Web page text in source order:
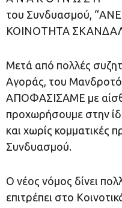
του Συνδυασμού,
ΚΟΙΝΟΤΗΤΑ
Μετά από πολλές
Αγοράς, του
ΑΠΟΦΑΣΙΣΑΜΕ με
προχωρήσουμε στην
και χωρίς κομματικές
Συνδυασμού.
Ο νέος νόμος δίνει
επιτρέπει στο